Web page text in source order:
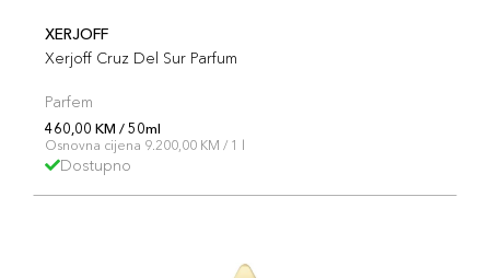
XERJOFF
Xerjoff Cruz Del Sur Parfum
Parfem
460,00 KM / 50ml
Osnovna cijena 9.200,00 KM / 1 l
Dostupno